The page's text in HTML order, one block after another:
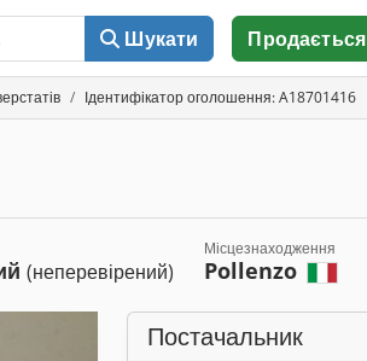
Шукати Продається
Ідентифікатор оголошення: A18701416
(неперевірений)
Місцезнаходження
Pollenzo
Постачальник